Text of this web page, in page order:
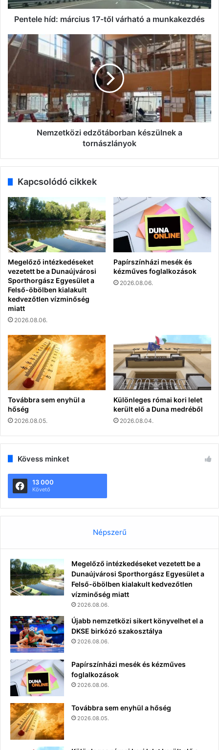
Pentele híd: március 17-től várható a munkakezdés
Nemzetközi
edzőtáborban
készülnek
a
Nemzetközi edzőtáborban készülnek a
tornászlányok
Kapcsolódó cikkek
Megelőző intézkedéseket
vezetett be a Dunaújvárosi
Sporthorgász Egyesület a
Felső-öbölben kialakult
kedvezőtlen vízminőség
miatt
2026.08.06.
Papírszínházi mesék és
kézműves foglalkozások
2026.08.06.
Továbbra sem enyhül a
hőség
2026.08.05.
Különleges római kori lelet
került elő a Duna medréből
2026.08.04.
Kövess minket
13 000
Követő
Népszerű
Megelőző intézkedéseket vezetett be a
Dunaújvárosi Sporthorgász Egyesület a
Felső-öbölben kialakult kedvezőtlen
vízminőség miatt
2026.08.06.
Újabb nemzetközi sikert könyvelhet el a
DKSE birkózó szakosztálya
2026.08.06.
Papírszínházi mesék és kézműves
foglalkozások
2026.08.06.
Továbbra sem enyhül a hőség
2026.08.05.